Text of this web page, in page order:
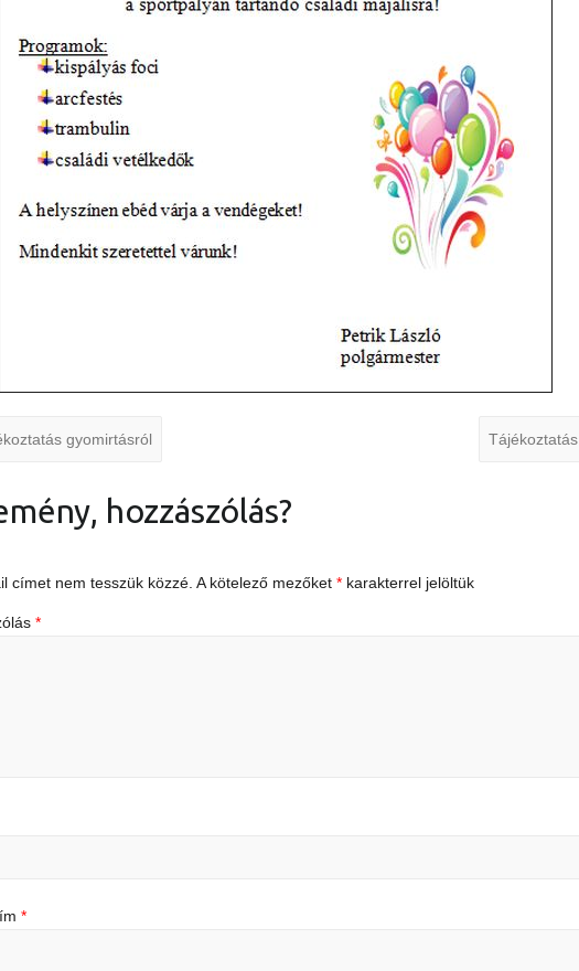
gyomirtásról Tájékoztatás
hozzászólás?
címet nem tesszük közzé. A kötelező mezőket* karakterrel jelöltük
*
*